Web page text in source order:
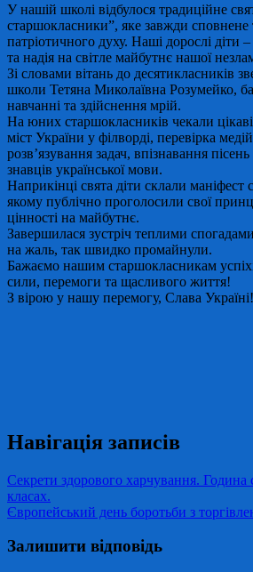
У нашій школі відбулося традиційне
старшокласники”, яке завжди сповнене
патріотичного духу. Наші дорослі діти
та надія на світле майбутнє нашої
Зі словами вітань до десятикласників
школи Тетяна Миколаївна Розумейко,
навчанні та здійснення мрій.
На юних старшокласників чекали
міст України у філворді, перевірка
розв’язування задач, впізнавання
знавців української мови.
Наприкінці свята діти склали маніфест
якому публічно проголосили свої
цінності на майбутнє.
Завершилася зустріч теплими
на жаль, так швидко промайнули.
Бажаємо нашим старшокласникам
сили, перемоги та щасливого життя!
З вірою у нашу перемогу, Слава Україні!
Навігація записів
Секрети здорового харчування. Година
класах.
Європейський день боротьби з
Залишити відповідь